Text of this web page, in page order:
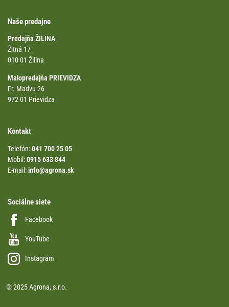
Naše predajne
Predajňa ŽILINA
Žitná 17
010 01 Žilina
Malopredajňa PRIEVIDZA
Fr. Madvu 26
972 01 Prievidza
Kontakt
Telefón:041 700 25 05
Mobil:0915 633 844
E-mail:info@agrona.sk
Sociálne siete
Facebook
YouTube
Instagram
© 2025 Agrona, s.r.o.